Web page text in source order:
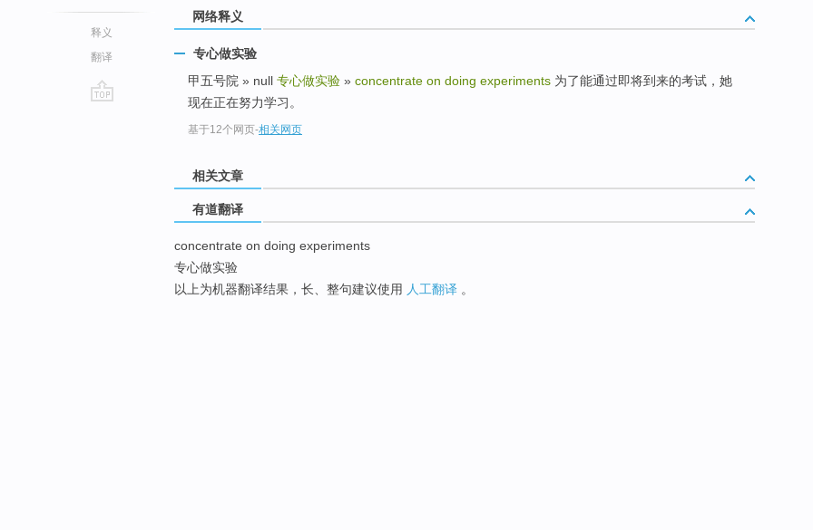
释义
翻译
网络释义
专心做实验
甲五号院 » null 专心做实验 » concentrate on doing experiments 为了能通过即将到来的考试，她
现在正在努力学习。
基于12个网页-相关网页
相关文章
有道翻译
concentrate on doing experiments
专心做实验
以上为机器翻译结果，长、整句建议使用 人工翻译 。